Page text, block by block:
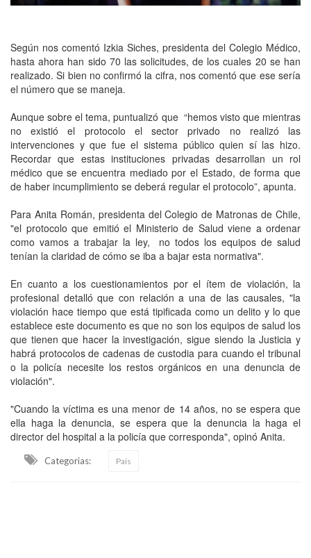
Según nos comentó Izkia Siches, presidenta del Colegio Médico,
hasta ahora han sido 70 las solicitudes, de los cuales 20 se han
realizado. Si bien no confirmó la cifra, nos comentó que ese sería
el número que se maneja.
Aunque sobre el tema, puntualizó que “hemos visto que mientras
no existió el protocolo el sector privado no realizó las
intervenciones y que fue el sistema público quien sí las hizo.
Recordar que estas instituciones privadas desarrollan un rol
médico que se encuentra mediado por el Estado, de forma que
de haber incumplimiento se deberá regular el protocolo”, apunta.
Para Anita Román, presidenta del Colegio de Matronas de Chile,
"el protocolo que emitió el Ministerio de Salud viene a ordenar
como vamos a trabajar la ley, no todos los equipos de salud
tenían la claridad de cómo se iba a bajar esta normativa".
En cuanto a los cuestionamientos por el ítem de violación, la
profesional detalló que con relación a una de las causales, "la
violación hace tiempo que está tipificada como un delito y lo que
establece este documento es que no son los equipos de salud los
que tienen que hacer la investigación, sigue siendo la Justicia y
habrá protocolos de cadenas de custodia para cuando el tribunal
o la policía necesite los restos orgánicos en una denuncia de
violación".
"Cuando la víctima es una menor de 14 años, no se espera que
ella haga la denuncia, se espera que la denuncia la haga el
director del hospital a la policía que corresponda", opinó Anita.
Categorias: País